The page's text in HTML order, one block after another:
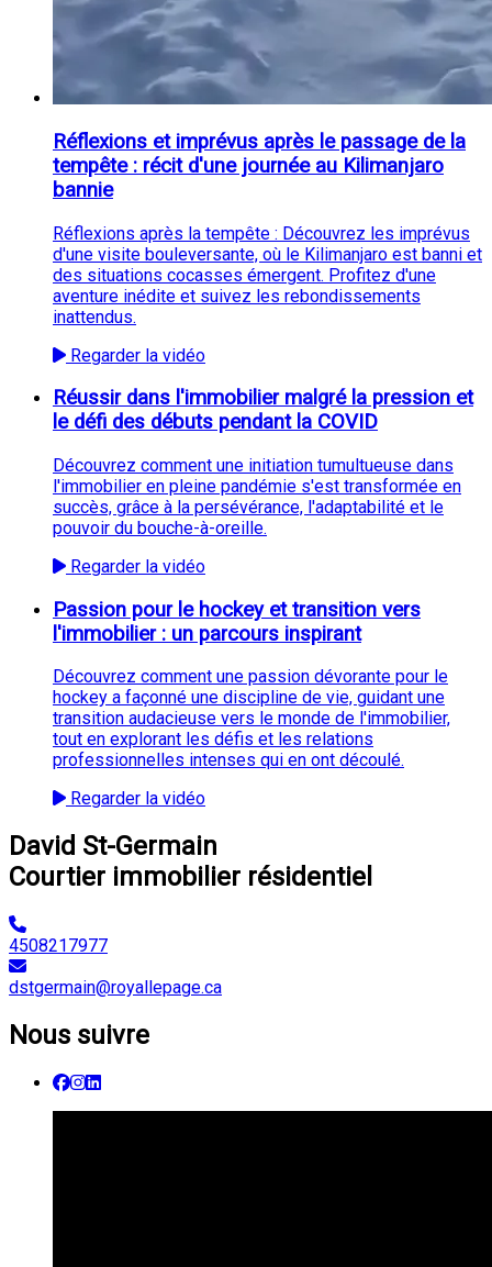
Réflexions et imprévus après le passage de la
tempête : récit d'une journée au Kilimanjaro
bannie
Réflexions après la tempête : Découvrez les imprévus
d'une visite bouleversante, où le Kilimanjaro est banni et
des situations cocasses émergent. Profitez d'une
aventure inédite et suivez les rebondissements
inattendus.
Regarder la vidéo
Réussir dans l'immobilier malgré la pression et
le défi des débuts pendant la COVID
Découvrez comment une initiation tumultueuse dans
l'immobilier en pleine pandémie s'est transformée en
succès, grâce à la persévérance, l'adaptabilité et le
pouvoir du bouche-à-oreille.
Regarder la vidéo
Passion pour le hockey et transition vers
l'immobilier : un parcours inspirant
Découvrez comment une passion dévorante pour le
hockey a façonné une discipline de vie, guidant une
transition audacieuse vers le monde de l'immobilier,
tout en explorant les défis et les relations
professionnelles intenses qui en ont découlé.
Regarder la vidéo
David St-Germain
Courtier immobilier résidentiel
4508217977
dstgermain@royallepage.ca
Nous suivre